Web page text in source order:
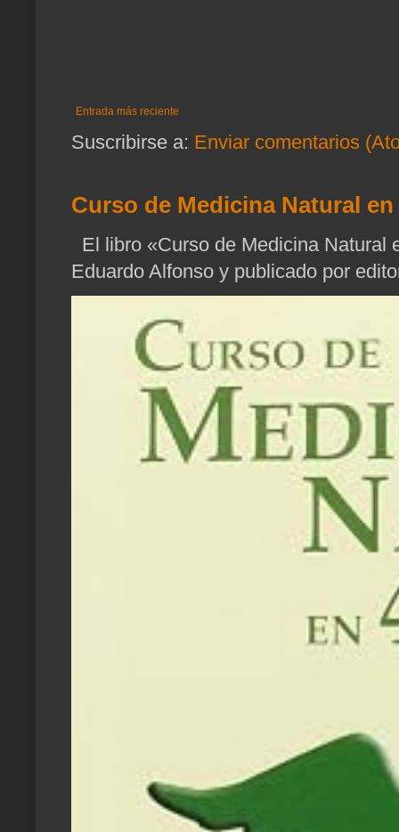
Entrada más reciente
Suscribirse a: Enviar comentarios
Curso de Medicina Natural
El libro «Curso de Medicina Natural
Eduardo Alfonso y publicado por